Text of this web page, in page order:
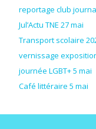
reportage club
Jul’Actu TNE 27 mai
Transport scolaire
vernissage
journée LGBT+ 5 mai
Café littéraire 5 mai